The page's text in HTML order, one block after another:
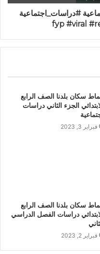
#دراسات_اجتماعية
سكان بلدنا الصف الرابع
الجزء الثاني دراسات
فبراير 3, 2023
سكان بلدنا الصف الرابع
دراسات الفصل الدراسي
فبراير 2, 2023